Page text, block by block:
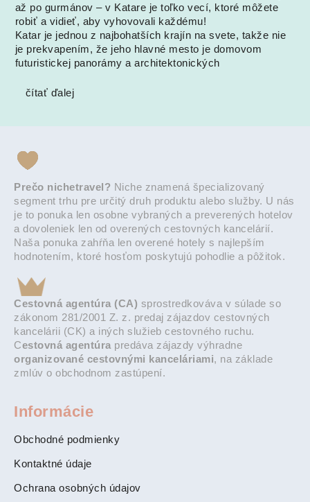
až po gurmánov – v Katare je toľko vecí, ktoré môžete
robiť a vidieť, aby vyhovovali každému!
Katar je jednou z najbohatších krajín na svete, takže nie
je prekvapením, že jeho hlavné mesto je domovom
futuristickej panorámy a architektonických
čítať ďalej
Prečo nichetravel? Niche znamená špecializovaný
segment trhu pre určitý druh produktu alebo služby. U nás
je to ponuka len osobne vybraných a preverených hotelov
a dovoleniek len od overených cestovných kancelárií.
Naša ponuka zahŕňa len overené hotely s najlepším
hodnotením, ktoré hosťom poskytujú pohodlie a pôžitok.
Cestovná agentúra (CA) sprostredkováva v súlade so
zákonom 281/2001 Z. z. predaj zájazdov cestovných
kancelárii (CK) a iných služieb cestovného ruchu.
Cestovná agentúra predáva zájazdy výhradne
organizované cestovnými kanceláriami, na základe
zmlúv o obchodnom zastúpení.
Informácie
Obchodné podmienky
Kontaktné údaje
Ochrana osobných údajov